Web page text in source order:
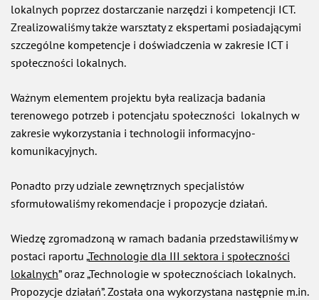
lokalnych poprzez dostarczanie narzędzi i kompetencji ICT.
Zrealizowaliśmy także warsztaty z ekspertami posiadającymi
szczególne kompetencje i doświadczenia w zakresie ICT i
społeczności lokalnych.
Ważnym elementem projektu była realizacja badania
terenowego potrzeb i potencjału społeczności lokalnych w
zakresie wykorzystania i technologii informacyjno-
komunikacyjnych.
Ponadto przy udziale zewnętrznych specjalistów
sformułowaliśmy rekomendacje i propozycje działań.
Wiedzę zgromadzoną w ramach badania przedstawiliśmy w
postaci raportu „Technologie dla III sektora i społeczności
lokalnych” oraz „Technologie w społecznościach lokalnych.
Propozycje działań”. Została ona wykorzystana następnie m.in.